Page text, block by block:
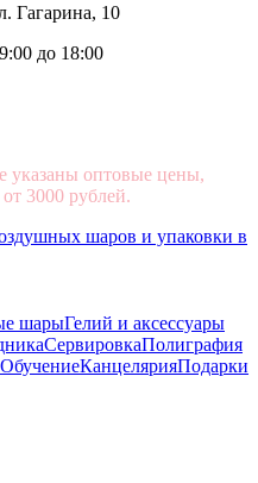
Гагарина, 10
до 18:00
указаны оптовые цены,
3000 рублей.
шарыГелий и аксессуары
СервировкаПолиграфия
ОбучениеКанцелярияПодарки